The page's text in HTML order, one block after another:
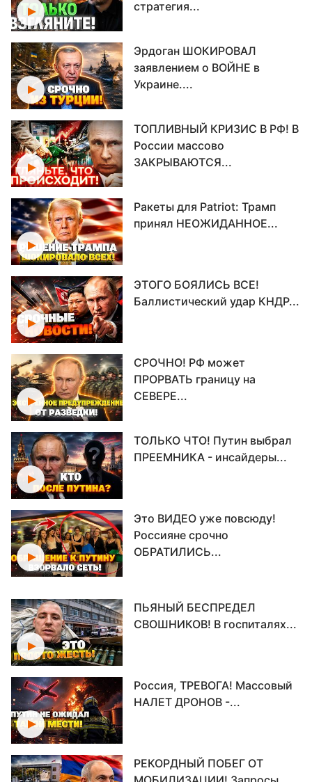
стратегия...
Эрдоган ШОКИРОВАЛ
заявлением о ВОЙНЕ в
Украине....
ТОПЛИВНЫЙ КРИЗИС В РФ! В
России массово
ЗАКРЫВАЮТСЯ...
Ракеты для Patriot: Трамп
принял НЕОЖИДАННОЕ...
ЭТОГО БОЯЛИСЬ ВСЕ!
Баллистический удар КНДР...
СРОЧНО! РФ может
ПРОРВАТЬ границу на
СЕВЕРЕ...
ТОЛЬКО ЧТО! Путин выбрал
ПРЕЕМНИКА - инсайдеры...
Это ВИДЕО уже повсюду!
Россияне срочно
ОБРАТИЛИСЬ...
ПЬЯНЫЙ БЕСПРЕДЕЛ
СВОШНИКОВ! В госпиталях...
Россия, ТРЕВОГА! Массовый
НАЛЕТ ДРОНОВ -...
РЕКОРДНЫЙ ПОБЕГ ОТ